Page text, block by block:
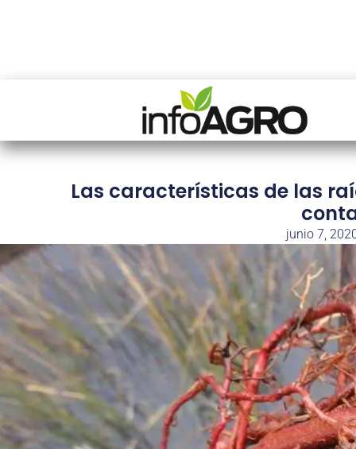
Las características de las
junio 7,